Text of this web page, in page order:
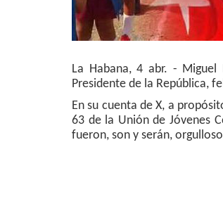
La Habana, 4 abr. - Miguel
Presidente de la República,
En su cuenta de X, a
63 de la Unión de Jóvenes
fueron, son y serán,